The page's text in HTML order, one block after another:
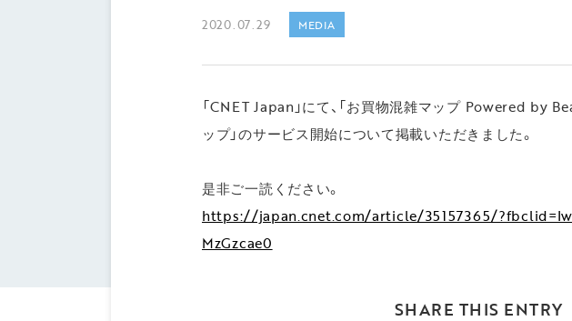
2020.07.29 MEDIA
「CNET Japan」にて、「お買物混雑マップ Powered by
ップ」のサービス開始について掲載いただきました。
是非ご一読ください。
https://japan.cnet.com/article/35157365/
MzGzcae0
SHARE THIS ENTRY